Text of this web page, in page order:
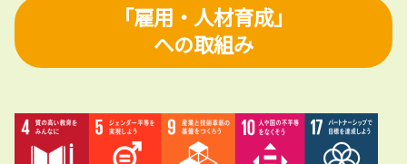
「雇用・人材育成」
への取組み